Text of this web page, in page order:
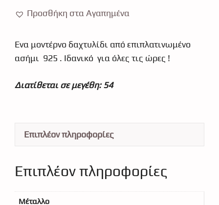
Προσθήκη στα Αγαπημένα
Ένα μοντέρνο δαχτυλίδι από επιπλατινωμένο
ασήμι 925 . Ιδανικό για όλες τις ώρες !
Διατίθεται σε μεγέθη: 54
Επιπλέον πληροφορίες
Επιπλέον πληροφορίες
Μέταλλο